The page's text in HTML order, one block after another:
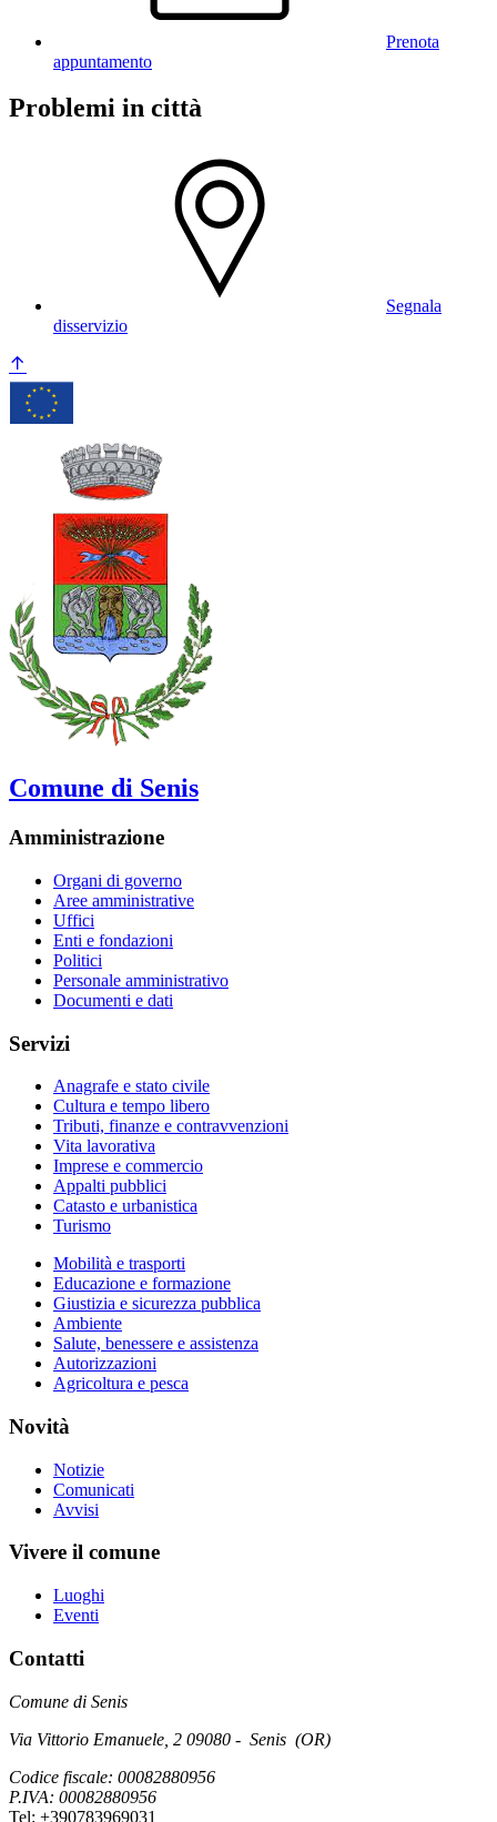
Prenota
appuntamento
Problemi in città
Segnala
disservizio
Comune di Senis
Amministrazione
Organi di governo
Aree amministrative
Uffici
Enti e fondazioni
Politici
Personale amministrativo
Documenti e dati
Servizi
Anagrafe e stato civile
Cultura e tempo libero
Tributi, finanze e contravvenzioni
Vita lavorativa
Imprese e commercio
Appalti pubblici
Catasto e urbanistica
Turismo
Mobilità e trasporti
Educazione e formazione
Giustizia e sicurezza pubblica
Ambiente
Salute, benessere e assistenza
Autorizzazioni
Agricoltura e pesca
Novità
Notizie
Comunicati
Avvisi
Vivere il comune
Luoghi
Eventi
Contatti
Comune di Senis
Via Vittorio Emanuele, 2 09080 - Senis (OR)
Codice fiscale: 00082880956
P.IVA: 00082880956
Tel: +390783969031